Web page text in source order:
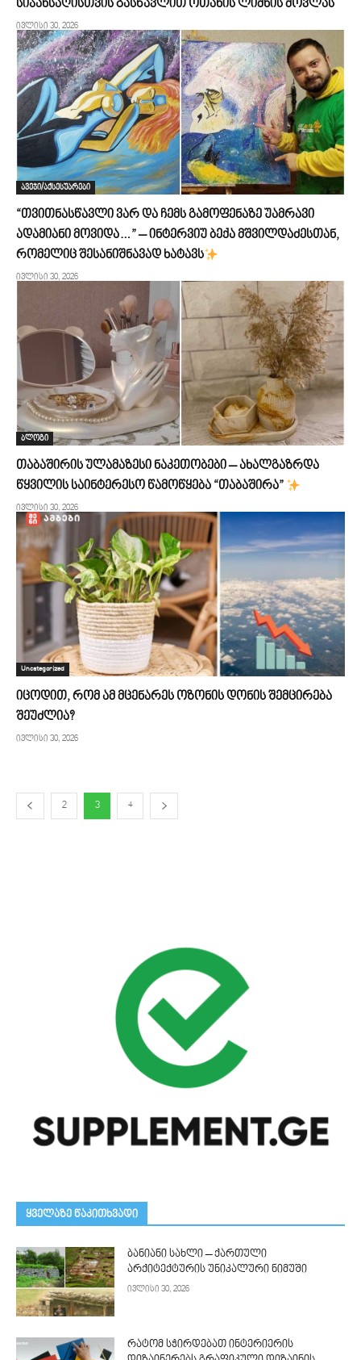
სიჯანსაღისთვის გასწავლით ოთახის ლიმნის მოვლას
ივლისი 30, 2026
ავეჯი/აქსესუარები
“თვითნასწავლი ვარ და ჩემს გამოფენაზე უამრავი
ადამიანი მოვიდა…” – ინტერვიუ ბექა მშვილდაძესთან,
რომელიც შესანიშნავად ხატავს
ივლისი 30, 2026
ბლოგი
თაბაშირის ულამაზესი ნაკეთობები – ახალგაზრდა
წყვილის საინტერესო წამოწყება “თაბაშირა”
ივლისი 30, 2026
Uncategorized
იცოდით, რომ ამ მცენარეს ოზონის დონის შემცირება
შეუძლია?
ივლისი 30, 2026
2 3 4
ᲧᲕᲔᲚᲐᲖᲔ ᲬᲐᲙᲘᲗᲮᲕᲐᲓᲘ
ბანიანი სახლი – ქართული
არქიტექტურის უნიკალური ნიმუში
ივლისი 30, 2026
რატომ სჭირდებათ ინტერიერის